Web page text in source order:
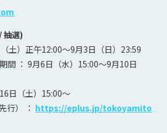
抽選)
土）正午12:00〜9月3日（日）23:59
間 ： 9月6日（水）15:00〜9月10日
日（土）15:00〜
行） ： https://eplus.jp/tokoyamito